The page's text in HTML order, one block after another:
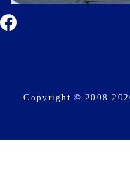
Copyright © 2008-